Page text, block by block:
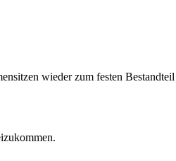
wieder zum festen